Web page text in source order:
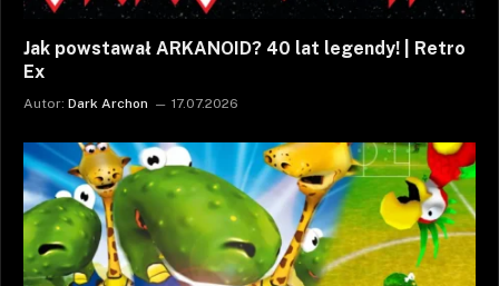
Jak powstawał ARKANOID? 40 lat legendy! | Retro
Ex
Autor: Dark Archon 17.07.2026